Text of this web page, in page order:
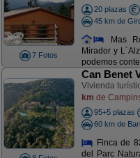
7 Fotos
20 plazas
45 km de
Mas
Mirador y
podemos
Can Benet
Vivienda
km de
95+5 plazas
60 km de
Finca de
del Parc